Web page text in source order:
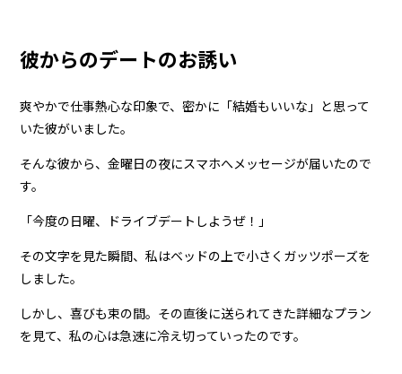
彼からのデートのお誘い
爽やかで仕事熱心な印象で、密かに「結婚もいいな」と思って
いた彼がいました。
そんな彼から、金曜日の夜にスマホへメッセージが届いたので
す。
「今度の日曜、ドライブデートしようぜ！」
その文字を見た瞬間、私はベッドの上で小さくガッツポーズを
しました。
しかし、喜びも束の間。その直後に送られてきた詳細なプラン
を見て、私の心は急速に冷え切っていったのです。